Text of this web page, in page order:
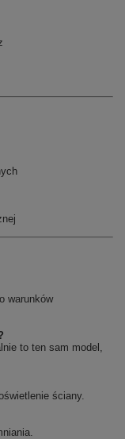
warunków
to ten sam model,
ściany.